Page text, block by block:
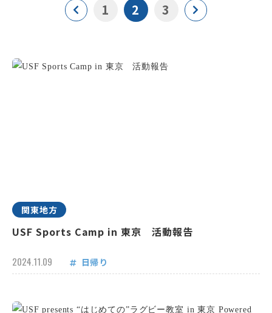
1 2 3
関東地方
USF Sports Camp in 東京 活動報告
2024.11.09 日帰り